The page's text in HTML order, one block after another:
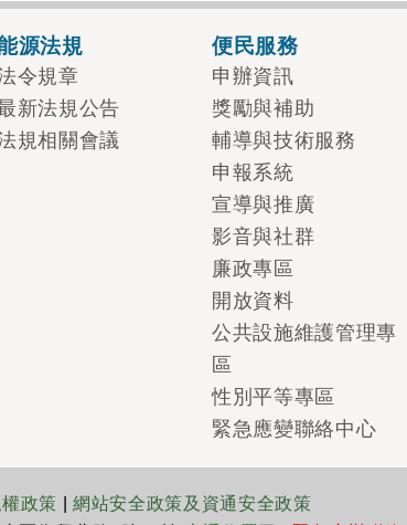
源法規
令規章
新法規公告
規相關會議
便民服務
申辦資訊
獎勵與補助
輔導與技術服務
申報系統
宣導與推廣
影音與社群
廉政專區
開放資料
公共設施維護管理專
區
性別平等專區
緊急應變聯絡中心
政策 |網站安全政策及資通安全政策